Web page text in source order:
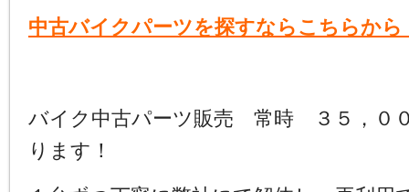
中古バイクパーツを探すならこちらから
バイク中古パーツ販売 常時 ３５，０
ります！